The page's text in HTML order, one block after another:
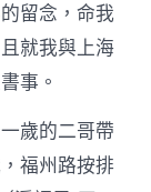
留念，命我
就我與上海
事。
歲的二哥帶
福州路按排